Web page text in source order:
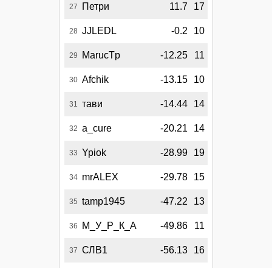
27 Петри 11.7 17
28 JJLEDL -0.2 10
29 MarucTp -12.25 11
30 Afchik -13.15 10
31 тави -14.44 14
32 a_cure -20.21 14
33 Ypiok -28.99 19
34 mrALEX -29.78 15
35 tamp1945 -47.22 13
36 М_У_Р_К_А -49.86 11
37 СЛВ1 -56.13 16